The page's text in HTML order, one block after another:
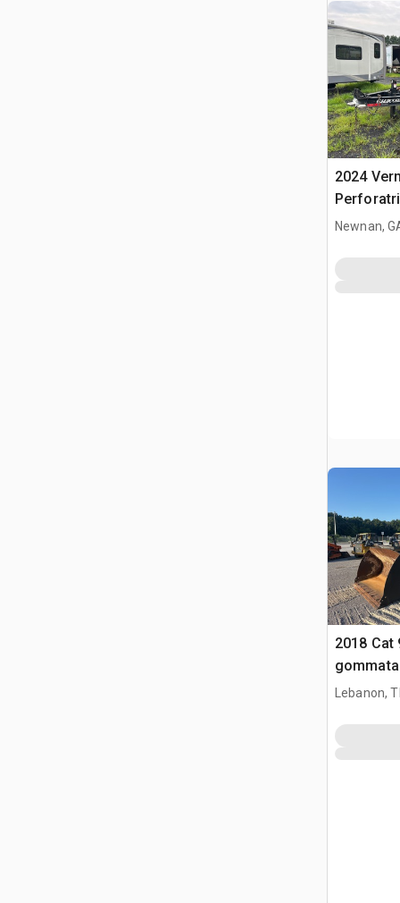
2024
Newnan,
2018 Cat
gommata
Lebanon,